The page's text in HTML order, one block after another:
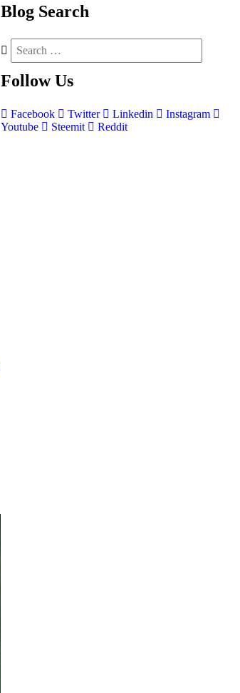
Blog Search
Follow Us
Facebook Twitter Linkedin
Instagram
Youtube
Steemit Reddit